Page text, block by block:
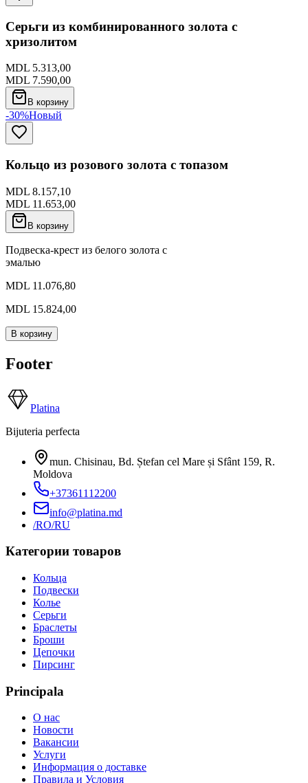
Серьги из комбинированного золота с
хризолитом
MDL 5.313,00
MDL 7.590,00
В корзину
-30%Новый
Кольцо из розового золота с топазом
MDL 8.157,10
MDL 11.653,00
В корзину
Подвеска-крест из белого золота с
эмалью
MDL 11.076,80
MDL 15.824,00
В корзину
Footer
Platina
Bijuteria perfecta
mun. Chisinau, Bd. Ștefan cel Mare și Sfânt 159, R.
Moldova
+37361112200
info@platina.md
/RO/RU
Категории товаров
Кольца
Подвески
Колье
Серьги
Браслеты
Броши
Цепочки
Пирсинг
Principala
О нас
Новости
Вакансии
Услуги
Информация о доставке
Правила и Условия